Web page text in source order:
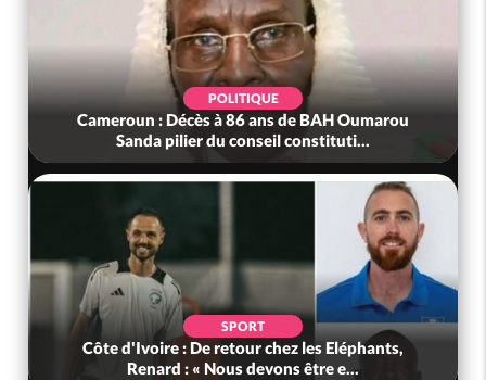
POLITIQUE
Cameroun : Décès à 86 ans de BAH Oumarou
Sanda pilier du conseil constituti...
SPORT
Côte d'Ivoire : De retour chez les Eléphants,
Renard : « Nous devons être e...